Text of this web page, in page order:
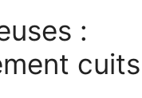
:
cuits